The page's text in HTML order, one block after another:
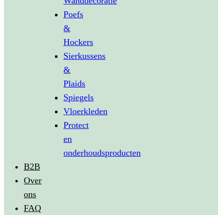
Poefs
&
Hockers
Sierkussens
&
Plaids
Spiegels
Vloerkleden
Protect
en
onderhoudsproducten
B2B
Over
ons
FAQ